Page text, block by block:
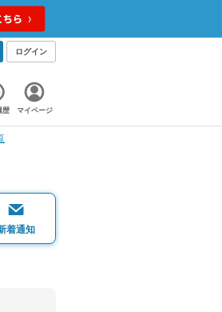
ログイン
歴 マイページ
着通知